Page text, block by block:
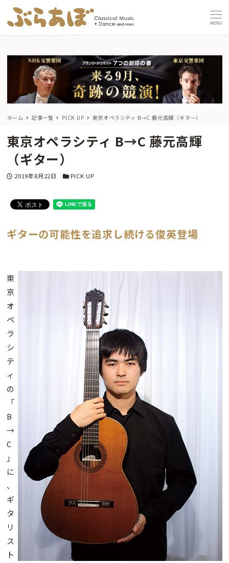
MENU
ホーム 記事一覧 PICK UP 東京オペラシティ B→C 藤元高輝（ギター）
東京オペラシティ B→C 藤元高輝
（ギター）
投稿日
2019年8月22日 カテゴリー
PICK UP
ギターの可能性を追求し続ける俊英登場
東
京
オ
ペ
ラ
シ
テ
ィ
の
「
B
→
C
」
に
、
ギ
タ
リ
ス
ト